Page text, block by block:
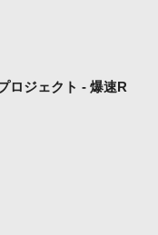
ロジェクト - 爆速R